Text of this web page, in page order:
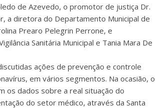
de Azevedo, o promotor de justiça Dr.
a diretora do Departamento Municipal de
Prearo Pelegrin Perrone, e
Sanitária Municipal e Tania Mara De
ações de prevenção e controle
em vários segmentos. Na ocasião, o
os dados sobre a real situação do
do setor médico, através da Santa